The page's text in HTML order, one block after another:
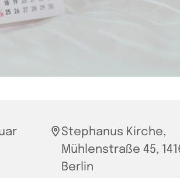
Stephanus Kirche,
Mühlenstraße 45,
Berlin